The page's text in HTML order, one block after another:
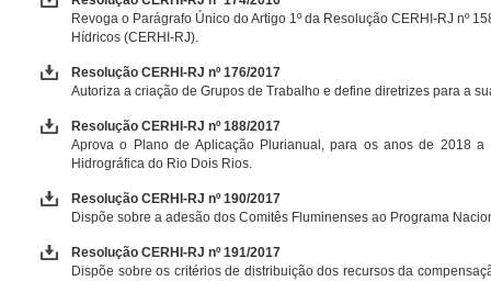
Revoga o Parágrafo Único do Artigo 1º da Resolução CERHI-RJ nº
Hídricos (CERHI-RJ).
Resolução CERHI-RJ nº 176/2017
Autoriza a criação de Grupos de Trabalho e define diretrizes para a
Resolução CERHI-RJ nº 188/2017
Aprova o Plano de Aplicação Plurianual, para os anos de 2018
Hidrográfica do Rio Dois Rios.
Resolução CERHI-RJ nº 190/2017
Dispõe sobre a adesão dos Comitês Fluminenses ao Programa
Resolução CERHI-RJ nº 191/2017
Dispõe sobre os critérios de distribuição dos recursos da